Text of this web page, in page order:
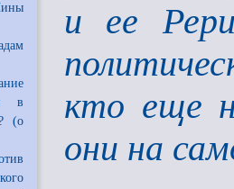
в
(о
и ее
кто еще
они на